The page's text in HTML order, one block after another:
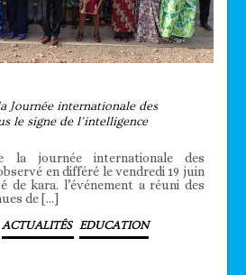
Journée internationale des
le signe de l’intelligence
la journée internationale des
en différé le vendredi 19 juin
de kara. l’événement a réuni des
de […]
ACTUALITÉS EDUCATION